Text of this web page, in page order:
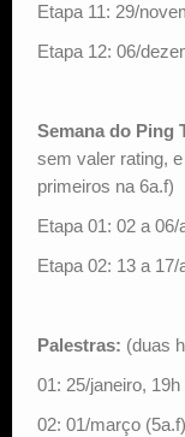
Etapa 11: 29/
Etapa 12: 06/
Semana do Ping
sem valer rating,
primeiros na 6a.f)
Etapa 01: 02 a 06/
Etapa 02: 13 a
Palestras: (duas
01: 25/janeiro, 19h
02: 01/março